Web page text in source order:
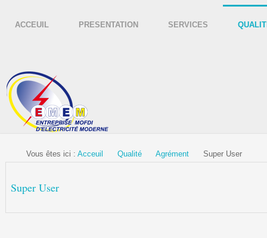
ACCEUIL PRESENTATION SERVICES
Vous êtes ici : Acceuil Qualité Agrément Super User
Super User